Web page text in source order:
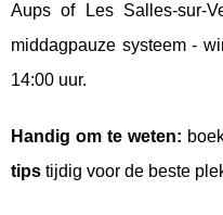
Aups of Les Salles-sur-
middagpauze systeem -
14:00 uur.
Handig om te weten:
tips tijdig voor de beste